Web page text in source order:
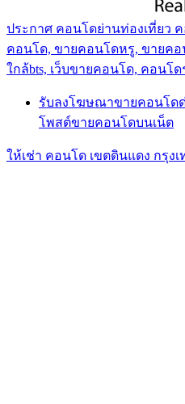
ประกาศ คอนโดย่านท่องเที่ยว
คอนโด, ขายคอนโดหรู, ขายค
ใกล้bts, เว็บขายคอนโด, คอนโ
รับลงโฆษณาขายคอนโด
โพสต์ขายคอนโดบนเน็ต
ให้เช่า คอนโด เขตดินแดง กรุงเ